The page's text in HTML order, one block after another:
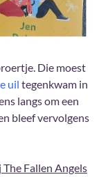
Die moest
uil tegenkwam in
langs om een
bleef vervolgens
The Fallen Angels